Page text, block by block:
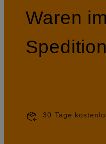
Waren im
30 Tage